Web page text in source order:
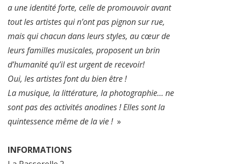
a une identité forte, celle de promouvoir avant
tout les artistes qui n’ont pas pignon sur rue,
mais qui chacun dans leurs styles, au cœur de
leurs familles musicales, proposent un brin
d’humanité qu’il est urgent de recevoir!
Oui, les artistes font du bien être !
La musique, la littérature, la photographie… ne
sont pas des activités anodines ! Elles sont la
quintessence même de la vie !»
INFORMATIONS